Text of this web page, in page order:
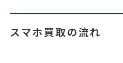
スマホ買取の流れ